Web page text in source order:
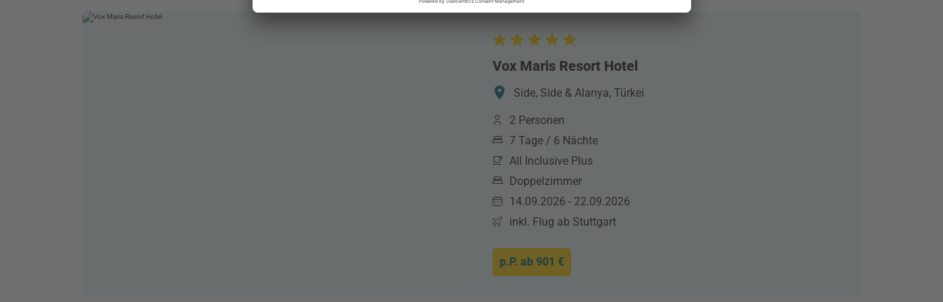
Vox Maris Resort Hotel
Side, Side & Alanya, Türkei
2 Personen
7 Tage / 6 Nächte
All Inclusive Plus
Doppelzimmer
14.09.2026 - 22.09.2026
inkl. Flug ab Stuttgart
p.P. ab 901 €